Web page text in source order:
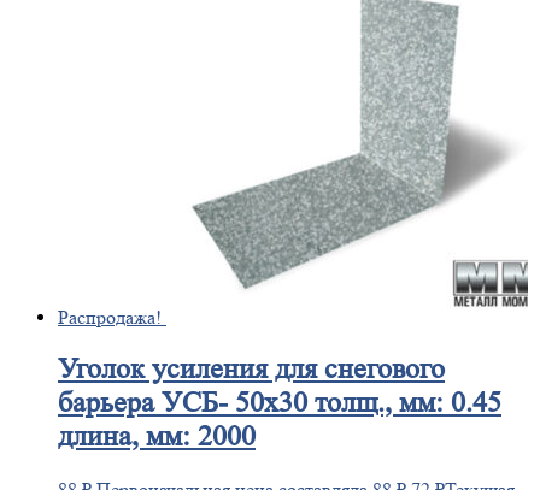
Распродажа!
Уголокусиления для снегового
барьера УСБ- 50х30 толщ., мм: 0.45
длина, мм: 2000